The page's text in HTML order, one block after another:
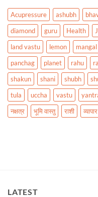
Acupressure ashubh
diamond
guru Health
land vastu
lemon mangal
panchag
planet rahu
shakun
shani shubh
tula
uccha vastu
नक्षत्र
भूमि वास्तु राशी व्यापार
LATEST